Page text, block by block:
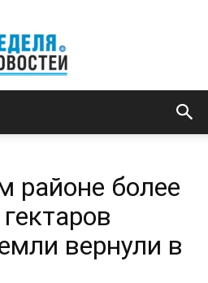
новостей
районе более
вернули в